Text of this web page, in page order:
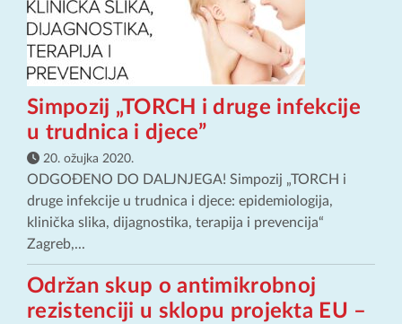
Simpozij „TORCH i druge infekcije
u trudnica i djece”
20. ožujka 2020.
ODGOĐENO DO DALJNJEGA! Simpozij „TORCH i
druge infekcije u trudnica i djece: epidemiologija,
klinička slika, dijagnostika, terapija i prevencija“
Zagreb,...
Održan skup o antimikrobnoj
rezistenciji u sklopu projekta EU –